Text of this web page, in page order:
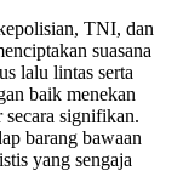
TNI, dan
suasana
lalu lintas serta
baik menekan
secara signifikan.
barang bawaan
yang sengaja